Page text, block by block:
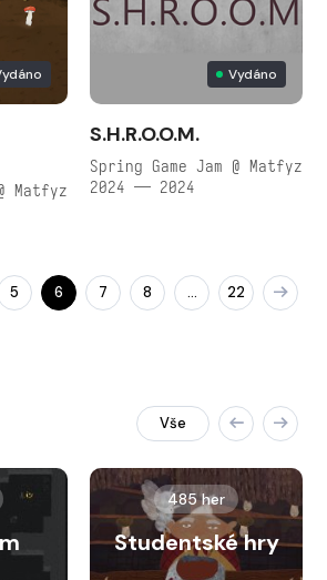
Matfyz
Vydáno
S.H.R.O.O.M.
Spring Game Jam @ Matfyz
2024 — 2024
5 6 7 8 … 22
Vše
485 her
Studentské hry